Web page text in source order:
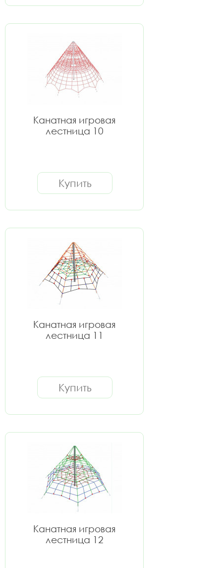
Канатная игровая
лестница 10
Купить
Канатная игровая
лестница 11
Купить
Канатная игровая
лестница 12